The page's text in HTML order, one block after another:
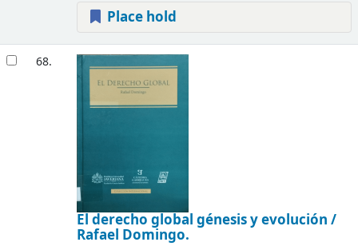
Place hold
68.
El derecho global génesis y evolución /
Rafael Domingo.